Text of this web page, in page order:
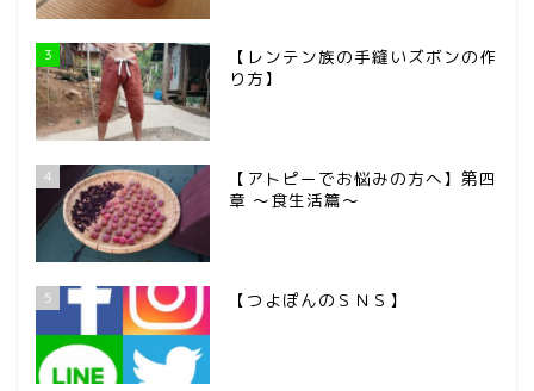
3
【レンテン族の手縫いズボンの作
り方】
4
【アトピーでお悩みの方へ】第四
章 ～食生活篇～
5 【つよぽんのＳＮＳ】